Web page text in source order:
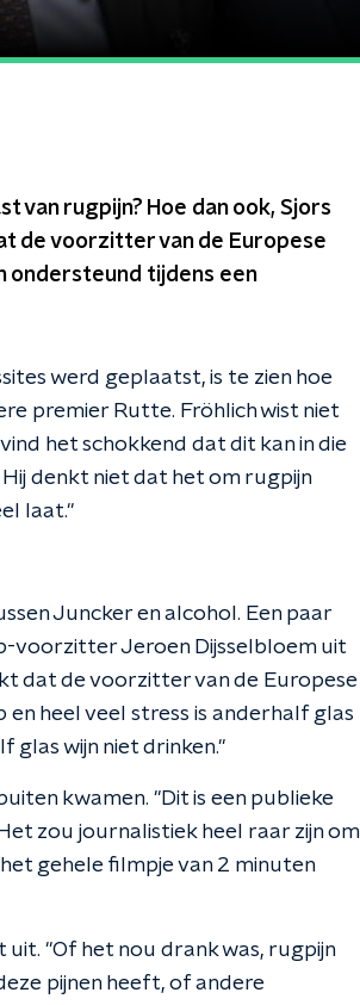
van rugpijn? Hoe dan ook, Sjors
de voorzitter van de Europese
ondersteund tijdens een
werd geplaatst, is te zien hoe
premier Rutte. Fröhlich wist niet
vind het schokkend dat dit kan in die
Hij denkt niet dat het om rugpijn
laat."
Juncker en alcohol. Een paar
voorzitter Jeroen Dijsselbloem uit
dat de voorzitter van de Europese
heel veel stress is anderhalf glas
glas wijn niet drinken."
kwamen. "Dit is een publieke
zou journalistiek heel raar zijn om
gehele filmpje van 2 minuten
"Of het nou drank was, rugpijn
pijnen heeft, of andere